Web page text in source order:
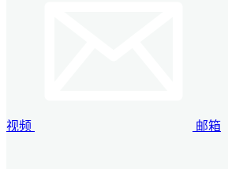
视频 邮箱